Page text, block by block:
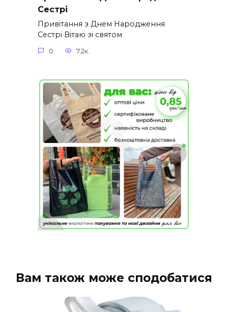
Сестрі
Привітання з Днем Народження
Сестрі Вітаю зі святом
0 7.2к.
Вам також може сподобатися